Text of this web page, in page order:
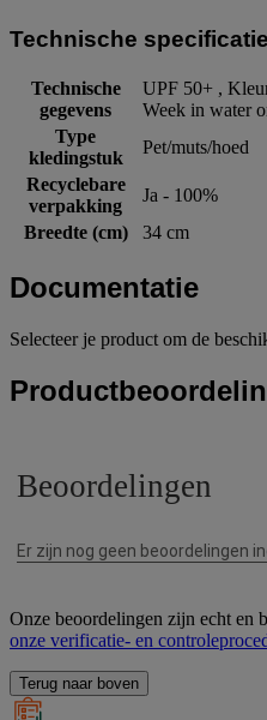
Technische
Technische
gegevens
UPF 50+ ,
Week in water
Type
kledingstuk
Pet/muts/hoed
Recyclebare
verpakking
Ja - 100%
Breedte (cm)
34 cm
Documentatie
Selecteer je product om de
Onze beoordelingen zijn echt en
onze verificatie- en
Terug naar boven